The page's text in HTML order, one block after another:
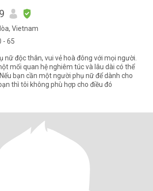
Vietnam
- 65
nữ độc thân, vui vẻ hoà đông với mọi người.
mối quan hệ nghiêm túc và lâu dài có thể
bạn cần một người phụ nữ để dành cho
thì tôi không phù hợp cho điều đó